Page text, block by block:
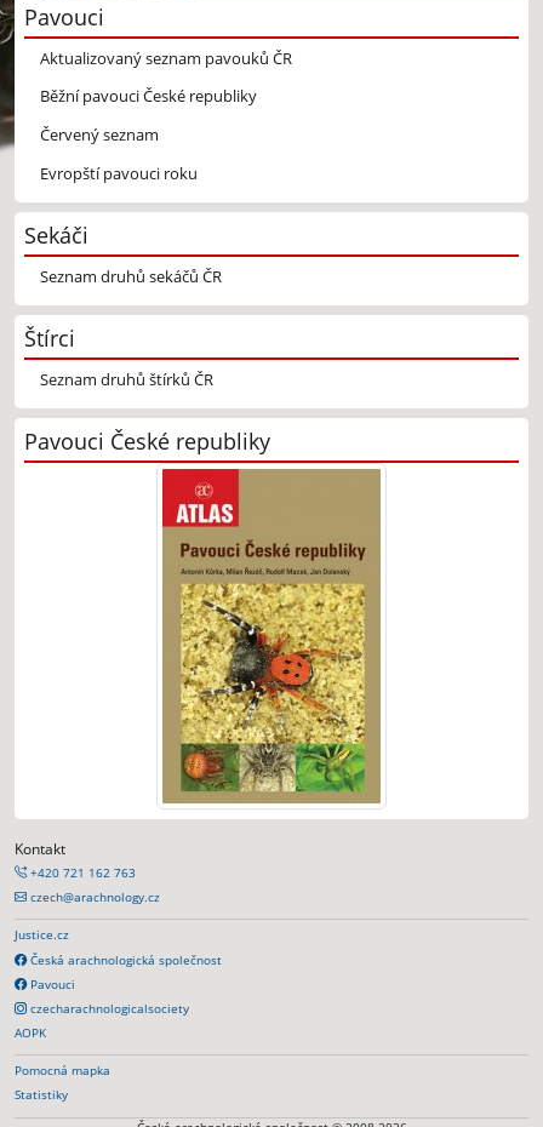
Pavouci
Aktualizovaný seznam pavouků ČR
Běžní pavouci České republiky
Červený seznam
Evropští pavouci roku
Sekáči
Seznam druhů sekáčů ČR
Štírci
Seznam druhů štírků ČR
Pavouci České republiky
Kontakt
+420 721 162 763
czech@arachnology.cz
Justice.cz
Česká arachnologická společnost
Pavouci
czecharachnologicalsociety
AOPK
Pomocná mapka
Statistiky